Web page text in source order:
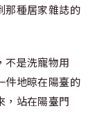
那種居家雜誌的
不是洗寵物用
件地晾在陽臺的
，站在陽臺門